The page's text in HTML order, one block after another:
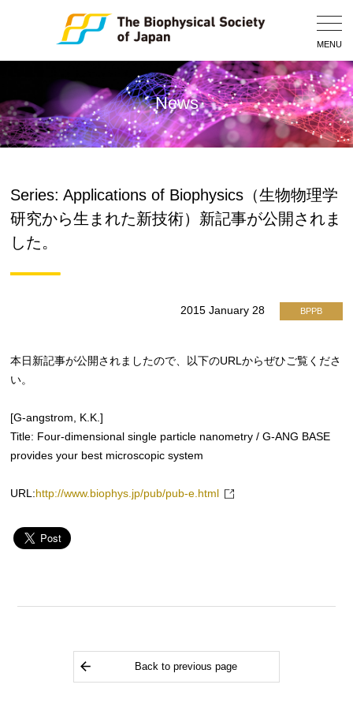
MENU
News
Series: Applications of Biophysics（生物物理学
研究から生まれた新技術）新記事が公開されま
した。
2015 January 28 BPPB
本日新記事が公開されましたので、以下のURLからぜひご覧くださ
い。
[G-angstrom, K.K.]
Title: Four-dimensional single particle nanometry / G-ANG BASE
provides your best microscopic system
URL: http://www.biophys.jp/pub/pub-e.html
Back to previous page